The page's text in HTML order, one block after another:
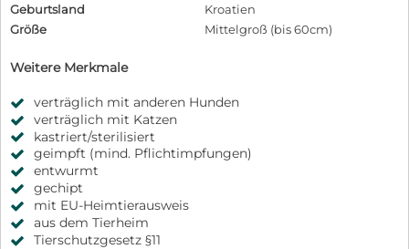
Geburtsland
Kroatien
Größe
Mittelgroß (bis 60cm)
Weitere Merkmale
verträglich mit anderen Hunden
verträglich mit Katzen
kastriert/sterilisiert
geimpft (mind. Pflichtimpfungen)
entwurmt
gechipt
mit EU-Heimtierausweis
aus dem Tierheim
Tierschutzgesetz §11